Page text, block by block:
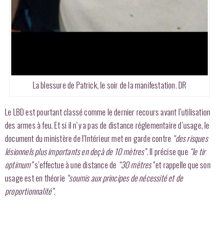
La blessure de Patrick, le soir de la manifestation. DR
Le LBD est pourtant classé comme le dernier recours avant l’utilisation
des armes à feu. Et si il n’y a pas de distance réglementaire d’usage, le
document du ministère de l’Intérieur met en garde contre “des risques
lésionnels plus importants en deçà de 10 mètres”.Il précise que “le tir
optimum”s’effectue à une distance de “30 mètres”et rappelle que son
usage est en théorie “soumis aux principes de nécessité et de
proportionnalité”.